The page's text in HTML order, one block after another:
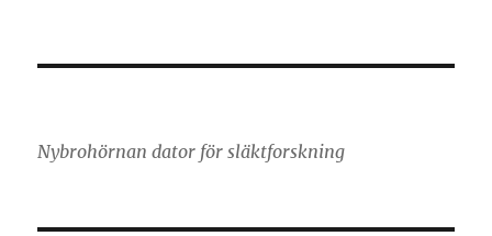
Nybrohörnan dator för släktforskning